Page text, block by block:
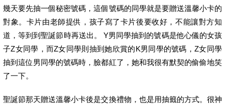
幾天要先抽一個秘密號碼，這個號碼的同學就是要贈送溫馨小卡的
對象。卡片由老師提供，孩子寫了卡片後要收好，不能讓對方知
道，等到到聖誕節時再送出。 Y男同學抽到的號碼是他心儀的女孩
子Z女同學，而Z女同學則抽到她欣賞的K男同學的號碼，Z女同學
抽到這位男同學的號碼時，臉都紅了，她和我很有默契的偷偷地笑
了一下。
聖誕節那天贈送溫馨小卡後是交換禮物，也是用抽籤的方式。很神